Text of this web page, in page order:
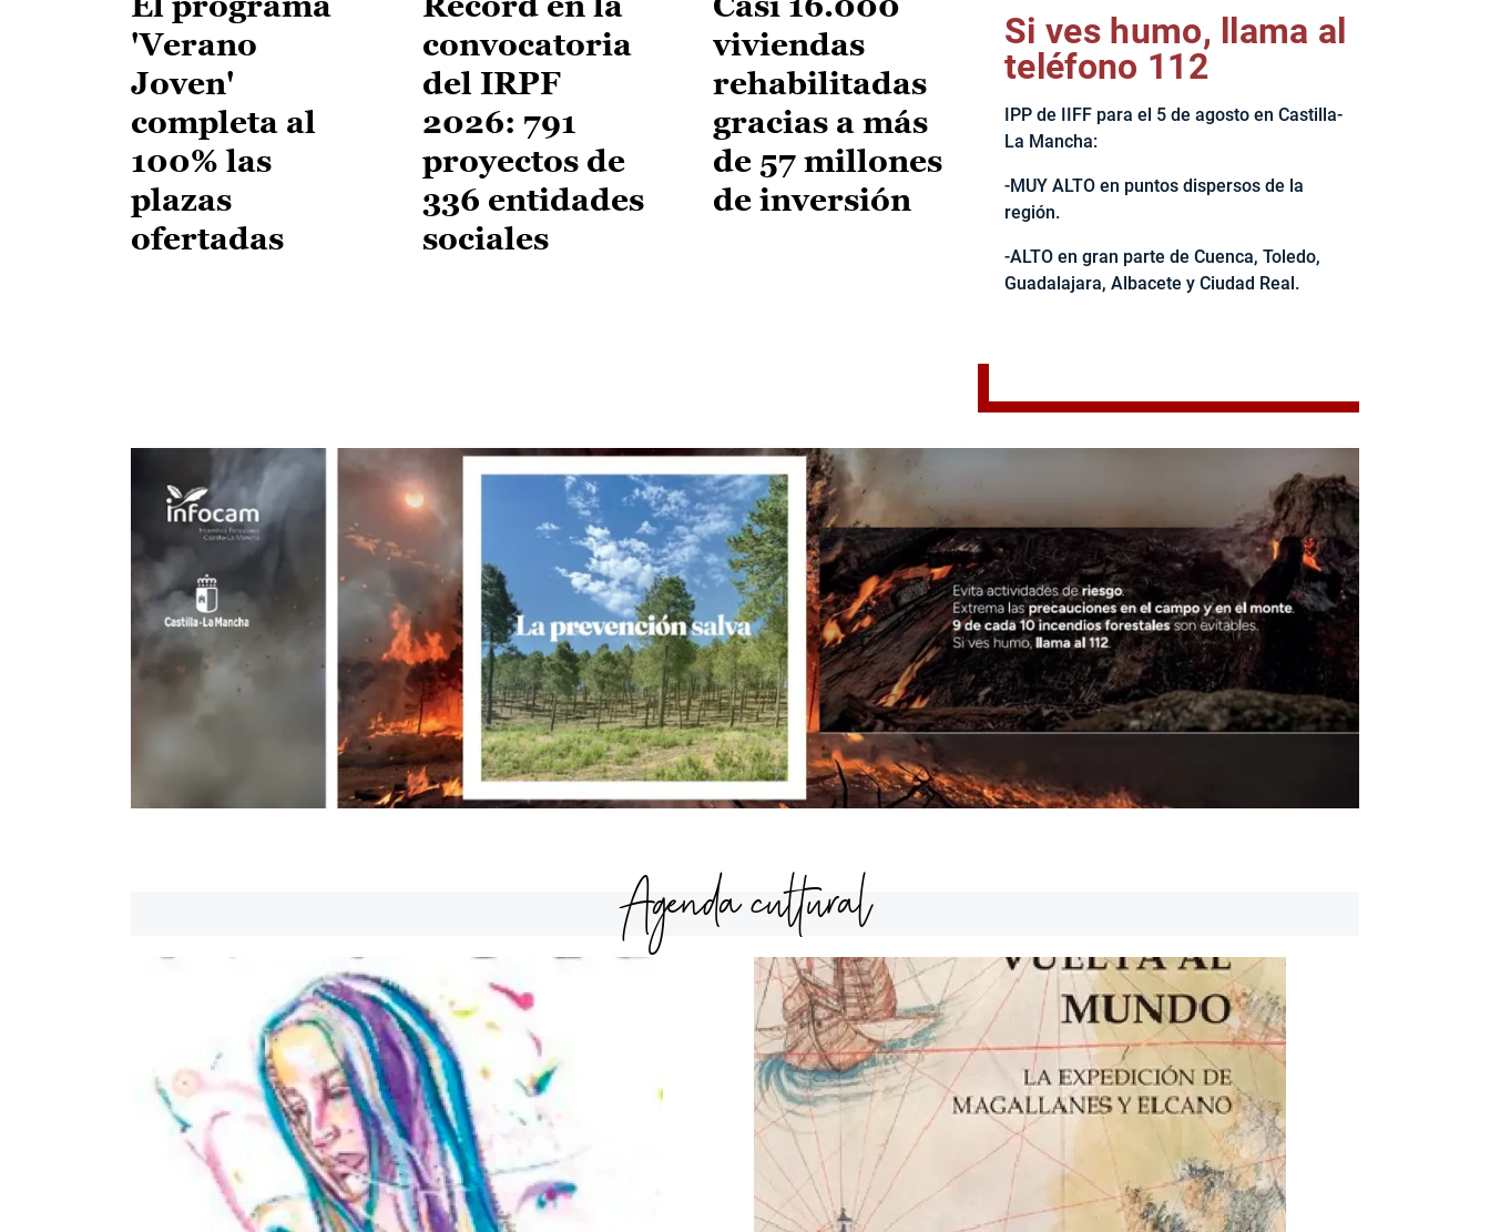
'Verano
Joven'
completa al
100% las
plazas
ofertadas
convocatoria
del IRPF
2026: 791
proyectos de
336 entidades
sociales
viviendas
rehabilitadas
gracias a más
de 57 millones
de inversión
Si ves humo, llama al
teléfono 112
IPP de IIFF para el 5 de agosto en Castilla-
La Mancha:
-MUY ALTO en puntos dispersos de la
región.
-ALTO en gran parte de Cuenca, Toledo,
Guadalajara, Albacete y Ciudad Real.
Agenda cultural